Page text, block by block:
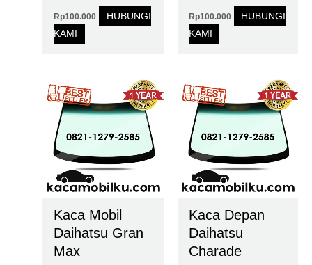
Rp100.000
HUBUNGI
KAMI
Rp100.000
HUBUNGI
KAMI
Kaca Mobil
Daihatsu Gran
Max
Kaca Depan
Daihatsu
Charade